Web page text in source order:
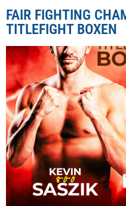
FAIR FIGHTING
TITLEFIGHT BOXEN